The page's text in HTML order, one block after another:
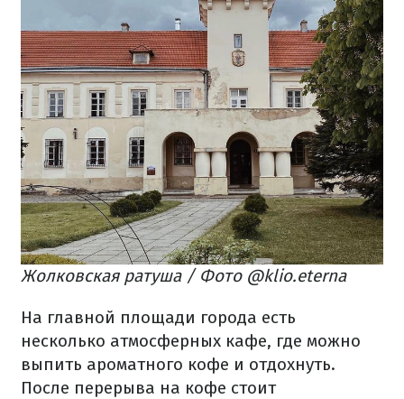
Жолковская ратуша / Фото @klio.eterna
На главной площади города есть
несколько атмосферных кафе, где можно
выпить ароматного кофе и отдохнуть.
После перерыва на кофе стоит